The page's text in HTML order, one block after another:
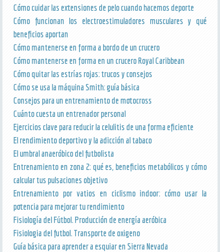
Cómo cuidar las extensiones de pelo cuando hacemos deporte
Cómo funcionan los electroestimuladores musculares y qué
beneficios aportan
Cómo mantenerse en forma a bordo de un crucero
Cómo mantenerse en forma en un crucero Royal Caribbean
Cómo quitar las estrías rojas: trucos y consejos
Cómo se usa la máquina Smith: guía básica
Consejos para un entrenamiento de motocross
Cuánto cuesta un entrenador personal
Ejercicios clave para reducir la celulitis de una forma eficiente
El rendimiento deportivo y la adicción al tabaco
El umbral anaeróbico del futbolista
Entrenamiento en zona 2: qué es, beneficios metabólicos y cómo
calcular tus pulsaciones objetivo
Entrenamiento por vatios en ciclismo indoor: cómo usar la
potencia para mejorar tu rendimiento
Fisiología del Fútbol. Producción de energía aeróbica
Fisiologia del futbol. Transporte de oxigeno
Guía básica para aprender a esquiar en Sierra Nevada